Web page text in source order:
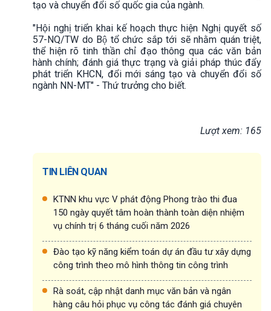
tạo và chuyển đổi số quốc gia của ngành.
"Hội nghị triển khai kế hoạch thực hiện Nghị quyết số
57-NQ/TW do Bộ tổ chức sắp tới sẽ nhằm quán triệt,
thể hiện rõ tinh thần chỉ đạo thông qua các văn bản
hành chính; đánh giá thực trạng và giải pháp thúc đẩy
phát triển KHCN, đổi mới sáng tạo và chuyển đổi số
ngành NN-MT" - Thứ trưởng cho biết.
Lượt xem: 165
TIN LIÊN QUAN
KTNN khu vực V phát động Phong trào thi đua
150 ngày quyết tâm hoàn thành toàn diện nhiệm
vụ chính trị 6 tháng cuối năm 2026
Đào tạo kỹ năng kiểm toán dự án đầu tư xây dựng
công trình theo mô hình thông tin công trình
Rà soát, cập nhật danh mục văn bản và ngân
hàng câu hỏi phục vụ công tác đánh giá chuyên